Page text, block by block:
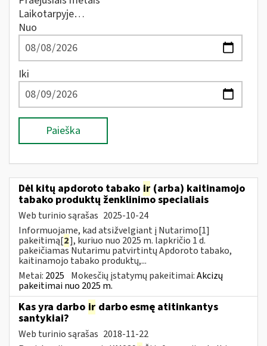
Laikotarpyje…
Nuo
Iki
Paieška
Dėl kitų apdoroto tabako ir (arba) kaitinamojo
tabako produktų ženklinimo specialiais
Web turinio sąrašas 2025-10-24
Informuojame, kad atsižvelgiant į Nutarimo[1]
pakeitimą[2], kuriuo nuo 2025 m. lapkričio 1 d.
pakeičiamas Nutarimu patvirtintų Apdoroto tabako,
kaitinamojo tabako produktų,...
Metai: 2025 Mokesčių įstatymų pakeitimai:Akcizų
pakeitimai nuo 2025 m.
Kas yra darbo ir darbo esmę atitinkantys
santykiai?
Web turinio sąrašas 2018-11-22